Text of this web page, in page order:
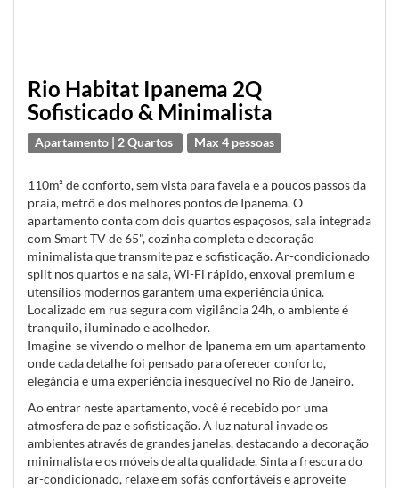
Rio Habitat Ipanema 2Q
Sofisticado & Minimalista
Apartamento | 2 Quartos Max 4 pessoas
110m² de conforto, sem vista para favela e a poucos passos da
praia, metrô e dos melhores pontos de Ipanema. O
apartamento conta com dois quartos espaçosos, sala integrada
com Smart TV de 65", cozinha completa e decoração
minimalista que transmite paz e sofisticação. Ar-condicionado
split nos quartos e na sala, Wi-Fi rápido, enxoval premium e
utensílios modernos garantem uma experiência única.
Localizado em rua segura com vigilância 24h, o ambiente é
tranquilo, iluminado e acolhedor.
Imagine-se vivendo o melhor de Ipanema em um apartamento
onde cada detalhe foi pensado para oferecer conforto,
elegância e uma experiência inesquecível no Rio de Janeiro.
Ao entrar neste apartamento, você é recebido por uma
atmosfera de paz e sofisticação. A luz natural invade os
ambientes através de grandes janelas, destacando a decoração
minimalista e os móveis de alta qualidade. Sinta a frescura do
ar-condicionado, relaxe em sofás confortáveis e aproveite